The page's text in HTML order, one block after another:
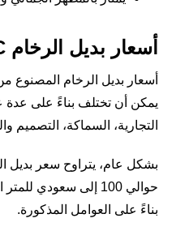
أسعار بديل الرخام PVC في الامارات
يمكن أن تختلف بناءً على عدة
التجارية، السماكة، التصميم
حوالي 100 إلى سعودي
بناءً على العوامل المذكورة.